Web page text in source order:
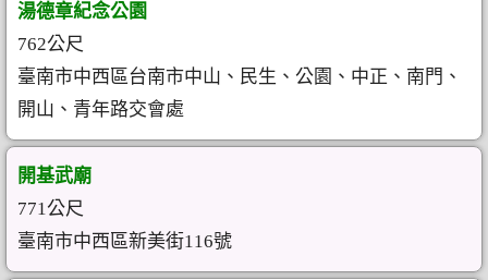
湯德章紀念公園
762公尺
臺南市中西區台南市中山、民生、公園、中正、南門、
開山、青年路交會處
開基武廟
771公尺
臺南市中西區新美街116號